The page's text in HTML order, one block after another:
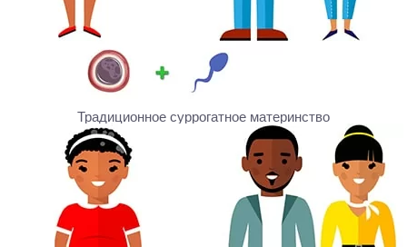
Традиционное суррогатное материнство